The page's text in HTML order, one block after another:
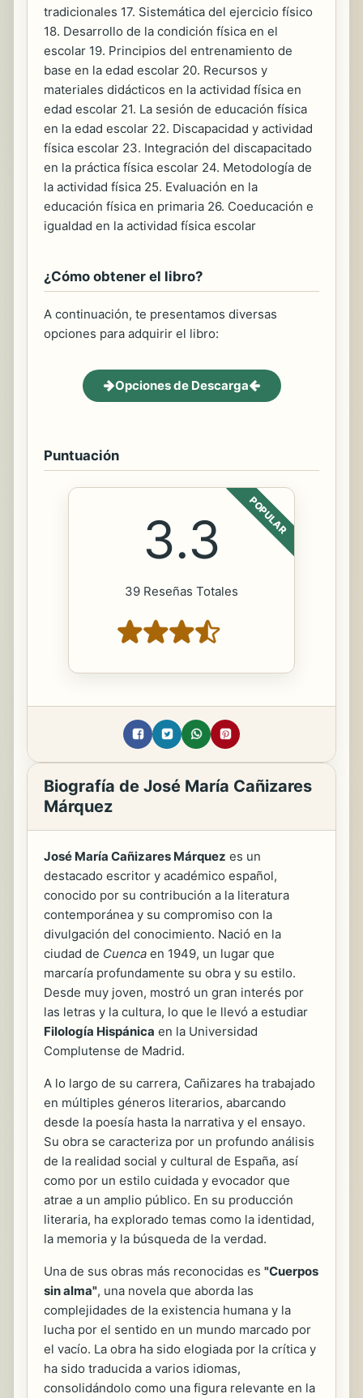
tradicionales 17. Sistemática del ejercicio físico
18. Desarrollo de la condición física en el
escolar 19. Principios del entrenamiento de
base en la edad escolar 20. Recursos y
materiales didácticos en la actividad física en
edad escolar 21. La sesión de educación física
en la edad escolar 22. Discapacidad y actividad
física escolar 23. Integración del discapacitado
en la práctica física escolar 24. Metodología de
la actividad física 25. Evaluación en la
educación física en primaria 26. Coeducación e
igualdad en la actividad física escolar
¿Cómo obtener el libro?
A continuación, te presentamos diversas
opciones para adquirir el libro:
Opciones de Descarga
Puntuación
POPULAR
3.3
39 Reseñas Totales
Biografía de José María Cañizares
Márquez
José María Cañizares Márquez es un
destacado escritor y académico español,
conocido por su contribución a la literatura
contemporánea y su compromiso con la
divulgación del conocimiento. Nació en la
ciudad de Cuenca en 1949, un lugar que
marcaría profundamente su obra y su estilo.
Desde muy joven, mostró un gran interés por
las letras y la cultura, lo que le llevó a estudiar
Filología Hispánica en la Universidad
Complutense de Madrid.
A lo largo de su carrera, Cañizares ha trabajado
en múltiples géneros literarios, abarcando
desde la poesía hasta la narrativa y el ensayo.
Su obra se caracteriza por un profundo análisis
de la realidad social y cultural de España, así
como por un estilo cuidada y evocador que
atrae a un amplio público. En su producción
literaria, ha explorado temas como la identidad,
la memoria y la búsqueda de la verdad.
Una de sus obras más reconocidas es "Cuerpos
sin alma", una novela que aborda las
complejidades de la existencia humana y la
lucha por el sentido en un mundo marcado por
el vacío. La obra ha sido elogiada por la crítica y
ha sido traducida a varios idiomas,
consolidándolo como una figura relevante en la